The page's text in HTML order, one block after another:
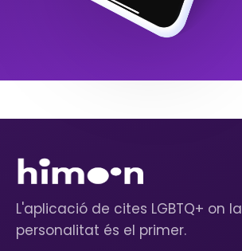
L'aplicació de cites LGBTQ+ on la
personalitat és el primer.